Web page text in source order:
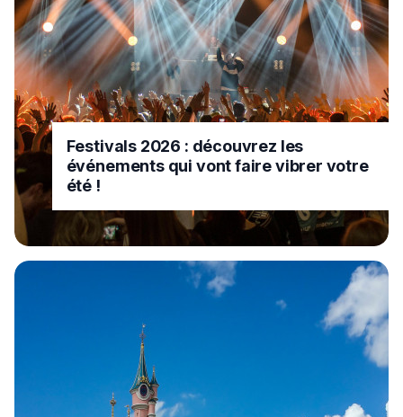
Festivals 2026 : découvrez les
événements qui vont faire vibrer votre
été !